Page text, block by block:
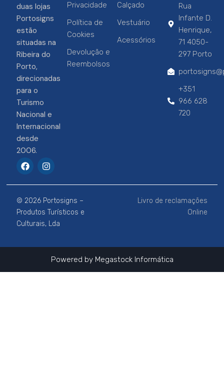
duas lojas
Portosigns
estão
situadas na
Ribeira do
Porto,
direcionadas
para o
Turismo
Nacional e
Internacional
desde
2006.
F
a
e
b
o
o
k
I
n
t
a
g
r
a
m
Privacidade
Política de
Cookies
Devolução e
Reembolsos
Calçado
Vestuário
Acessórios
Rua
Infante D.
Henrique,
71 4050-
297 Porto
+351
966 628
720
© 2026 Portosigns –
Produtos Turísticos e
Culturais, Lda
Livro de reclamações
Online
Powered by Megastock Informática